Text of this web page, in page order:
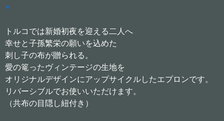
=
トルコでは新婚初夜を迎える二人へ
幸せと子孫繁栄の願いを込めた
刺し子の布が贈られる。
愛の篭ったヴィンテージの生地を
オリジナルデザインにアップサイクルしたエプロンです。
リバーシブルでお使いいただけます。
（共布の目隠し紐付き）